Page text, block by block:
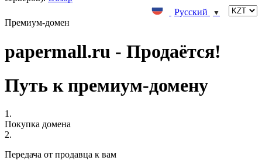
Русский
▼
Премиум-домен
papermall.ru - Продаётся!
Путь к премиум-домену
1.
Покупка домена
2.
Передача от продавца к вам